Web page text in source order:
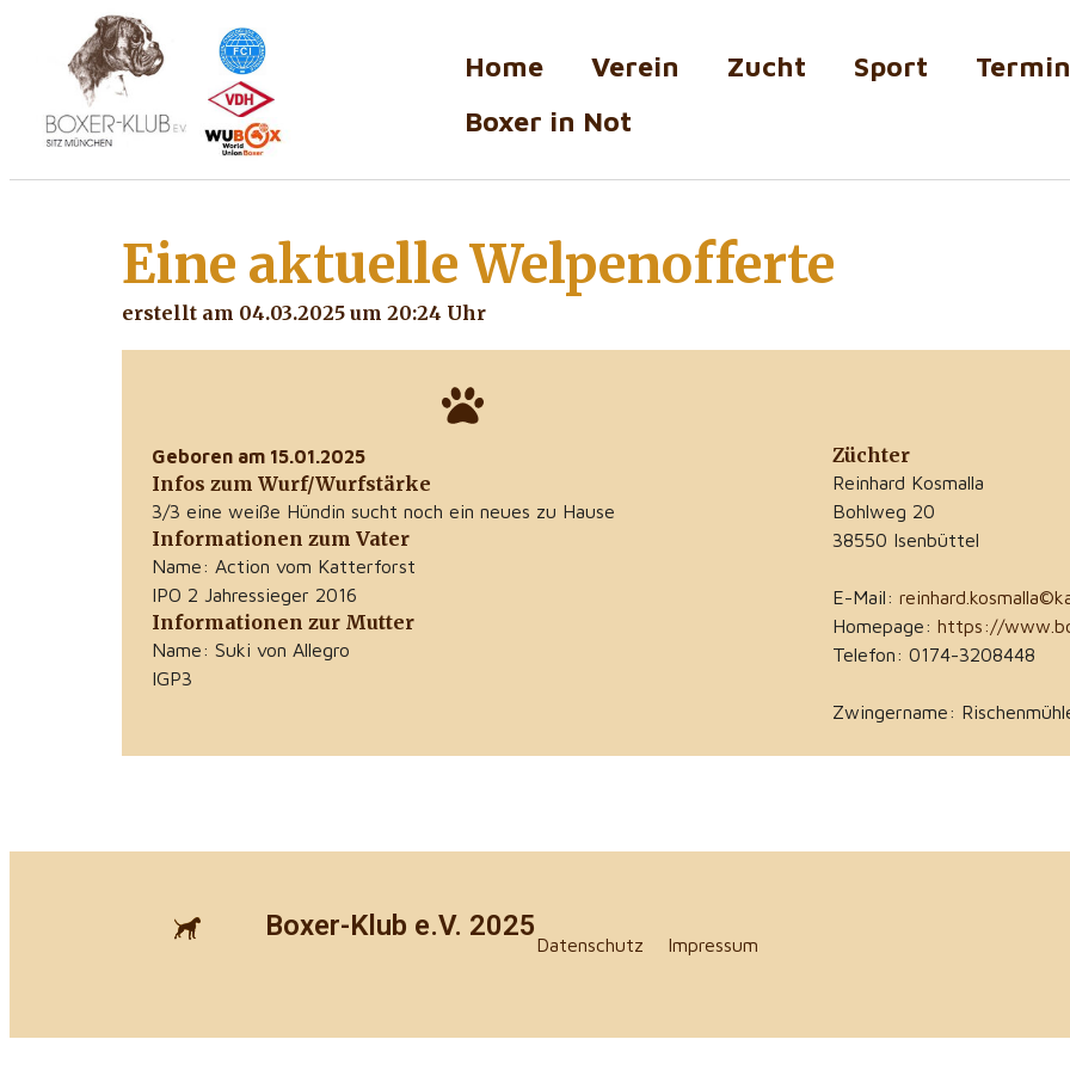
Home Verein Zucht Sport
Boxer in Not
Eine aktuelle Welpenofferte
erstellt am 04.03.2025 um 20:24 Uhr
Geboren am 15.01.2025
Infos zum Wurf/Wurfstärke
3/3 eine weiße Hündin sucht noch ein neues zu Hause
Informationen zum Vater
Name: Action vom Katterforst
IPO 2 Jahressieger 2016
Informationen zur Mutter
Name: Suki von Allegro
IGP3
Züchter
Reinhard Kosmalla
Bohlweg 20
38550 Isenbüttel
E-Mail:
Homepage: https://
Telefon: 0174-3208448
Zwingername:
Boxer-Klub e.V. 2025
Datenschutz Impressum